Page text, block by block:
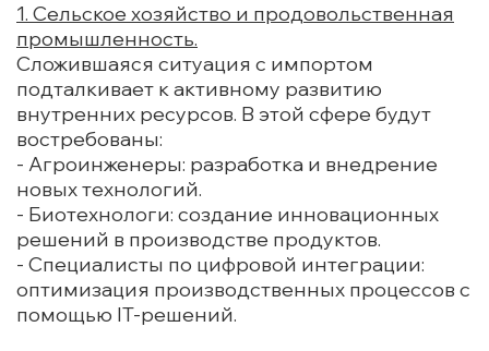
1. Сельское хозяйство и продовольственная
промышленность.
Сложившаяся ситуация с импортом
подталкивает к активному развитию
внутренних ресурсов. В этой сфере будут
востребованы:
- Агроинженеры: разработка и внедрение
новых технологий.
- Биотехнологи: создание инновационных
решений в производстве продуктов.
- Специалисты по цифровой интеграции:
оптимизация производственных процессов с
помощью IT-решений.